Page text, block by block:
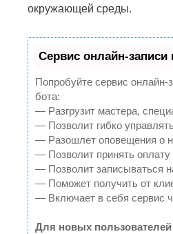
окружающей среды.
Сервис онлайн-записи
Попробуйте сервис онлайн-
бота:
— Разгрузит мастера,
— Позволит гибко
— Разошлет оповещения о
— Позволит принять оплату
— Позволит записываться
— Поможет получить от
— Включает в себя сервис
Для новых